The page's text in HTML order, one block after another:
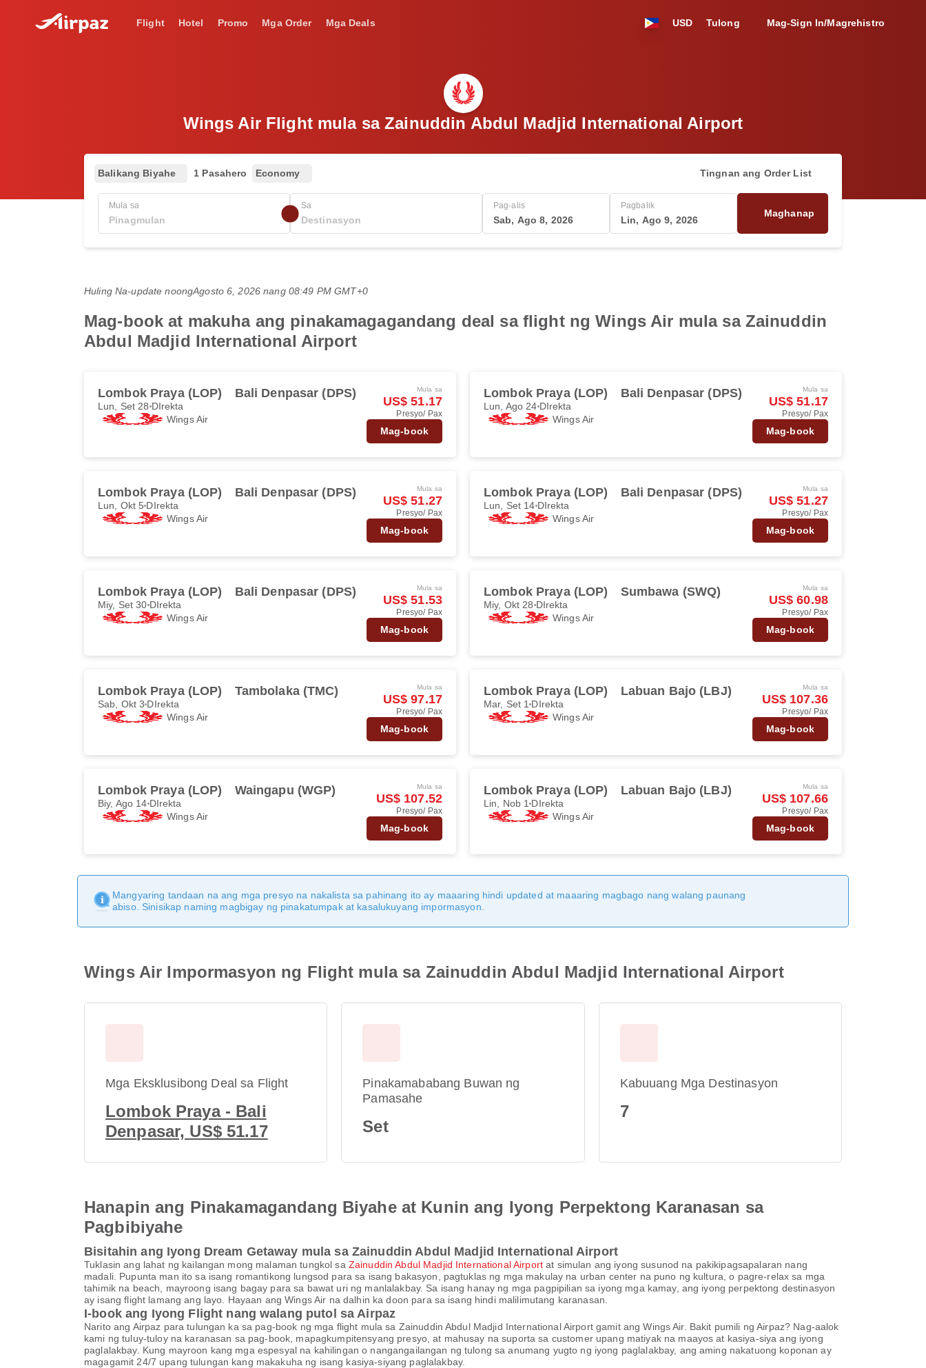
Flight Hotel Promo Mga Order Mga Deals USD Tulong Mag-Sign In/Magrehistro
Wings Air Flight mula sa Zainuddin Abdul Madjid International Airport
Balikang Biyahe 1 Pasahero Economy Tingnan ang Order List
Mula sa Sa Pag-alis
Sab, Ago 8, 2026
Pagbalik
Lin, Ago 9, 2026
Maghanap
Huling Na-update noongAgosto 6, 2026 nang 08:49 PM GMT+0
Mag-book at makuha ang pinakamagagandang deal sa flight ng Wings Air mula sa Zainuddin
Abdul Madjid International Airport
Lombok Praya (LOP) Bali Denpasar (DPS)
Lun, Set 28 DIrekta
Wings Air
Mula sa
US$ 51.17
Presyo/ Pax
Mag-book
Lombok Praya (LOP) Bali Denpasar (DPS)
Lun, Ago 24 DIrekta
Wings Air
Mula sa
US$ 51.17
Presyo/ Pax
Mag-book
Lombok Praya (LOP) Bali Denpasar (DPS)
Lun, Okt 5 DIrekta
Wings Air
Mula sa
US$ 51.27
Presyo/ Pax
Mag-book
Lombok Praya (LOP) Bali Denpasar (DPS)
Lun, Set 14 DIrekta
Wings Air
Mula sa
US$ 51.27
Presyo/ Pax
Mag-book
Lombok Praya (LOP) Bali Denpasar (DPS)
Miy, Set 30 DIrekta
Wings Air
Mula sa
US$ 51.53
Presyo/ Pax
Mag-book
Lombok Praya (LOP) Sumbawa (SWQ)
Miy, Okt 28 DIrekta
Wings Air
Mula sa
US$ 60.98
Presyo/ Pax
Mag-book
Lombok Praya (LOP) Tambolaka (TMC)
Sab, Okt 3 DIrekta
Wings Air
Mula sa
US$ 97.17
Presyo/ Pax
Mag-book
Lombok Praya (LOP) Labuan Bajo (LBJ)
Mar, Set 1 DIrekta
Wings Air
Mula sa
US$ 107.36
Presyo/ Pax
Mag-book
Lombok Praya (LOP) Waingapu (WGP)
Biy, Ago 14 DIrekta
Wings Air
Mula sa
US$ 107.52
Presyo/ Pax
Mag-book
Lombok Praya (LOP) Labuan Bajo (LBJ)
Lin, Nob 1 DIrekta
Wings Air
Mula sa
US$ 107.66
Presyo/ Pax
Mag-book
Mangyaring tandaan na ang mga presyo na nakalista sa pahinang ito ay maaaring hindi updated at maaaring magbago nang walang paunang
abiso. Sinisikap naming magbigay ng pinakatumpak at kasalukuyang impormasyon.
Wings Air Impormasyon ng Flight mula sa Zainuddin Abdul Madjid International Airport
Mga Eksklusibong Deal sa Flight
Lombok Praya - Bali
Denpasar, US$ 51.17
Pinakamababang Buwan ng
Pamasahe
Set
Kabuuang Mga Destinasyon
7
Hanapin ang Pinakamagandang Biyahe at Kunin ang Iyong Perpektong Karanasan sa
Pagbibiyahe
Bisitahin ang Iyong Dream Getaway mula sa Zainuddin Abdul Madjid International Airport
Tuklasin ang lahat ng kailangan mong malaman tungkol sa Zainuddin Abdul Madjid International Airport at simulan ang iyong susunod na pakikipagsapalaran nang
madali. Pupunta man ito sa isang romantikong lungsod para sa isang bakasyon, pagtuklas ng mga makulay na urban center na puno ng kultura, o pagre-relax sa mga
tahimik na beach, mayroong isang bagay para sa bawat uri ng manlalakbay. Sa isang hanay ng mga pagpipilian sa iyong mga kamay, ang iyong perpektong destinasyon
ay isang flight lamang ang layo. Hayaan ang Wings Air na dalhin ka doon para sa isang hindi malilimutang karanasan.
I-book ang Iyong Flight nang walang putol sa Airpaz
Narito ang Airpaz para tulungan ka sa pag-book ng mga flight mula sa Zainuddin Abdul Madjid International Airport gamit ang Wings Air. Bakit pumili ng Airpaz? Nag-aalok
kami ng tuluy-tuloy na karanasan sa pag-book, mapagkumpitensyang presyo, at mahusay na suporta sa customer upang matiyak na maayos at kasiya-siya ang iyong
paglalakbay. Kung mayroon kang mga espesyal na kahilingan o nangangailangan ng tulong sa anumang yugto ng iyong paglalakbay, ang aming nakatuong koponan ay
magagamit 24/7 upang tulungan kang makakuha ng isang kasiya-siyang paglalakbay.